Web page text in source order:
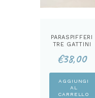
PARASPIFFERI
TRE GATTINI
€38,00
AGGIUNGI
AL
CARRELLO